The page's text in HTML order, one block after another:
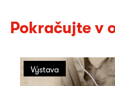
Pokračujte v
Výstava